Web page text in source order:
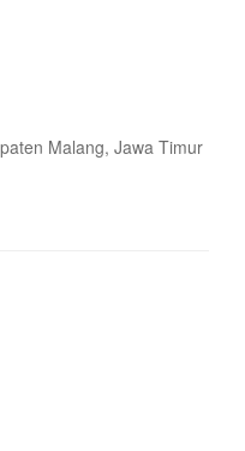
Malang, Jawa Timur